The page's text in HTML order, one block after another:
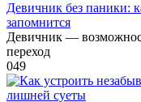
Девичник без паники:
запомнится
Девичник —
переход
049